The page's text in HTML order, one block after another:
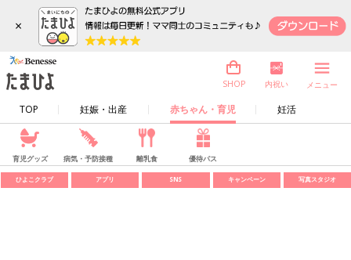
×
TOP 妊娠・出産 赤ちゃん・育児 妊活
SHOP 内祝い メニュー
育児グッズ 病気・予防接種 離乳食 優待パス
ひよこクラブ アプリ SNS キャンペーン 写真スタジオ